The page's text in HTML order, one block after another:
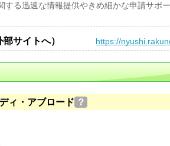
する迅速な情報提供やきめ細かな申請サポ
サイトへ） https://
ィ・アブロード ？